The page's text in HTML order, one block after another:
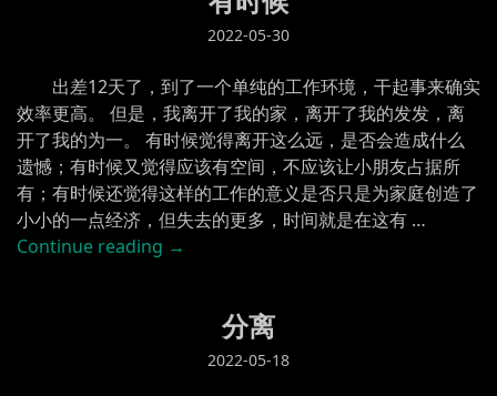
2022-05-30
出差12天了，到了一个单纯的工作环境，干起事来确实
效率更高。 但是，我离开了我的家，离开了我的发发，离
开了我的为一。 有时候觉得离开这么远，是否会造成什么
遗憾；有时候又觉得应该有空间，不应该让小朋友占据所
有；有时候还觉得这样的工作的意义是否只是为家庭创造了
小小的一点经济，但失去的更多，时间就是在这有 …
Continue reading →
分离
2022-05-18